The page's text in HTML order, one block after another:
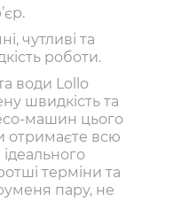
чутливі та
роботи.
води Lollo
швидкість та
машин цього
отримаєте всю
ідеального
терміни та
пару, не